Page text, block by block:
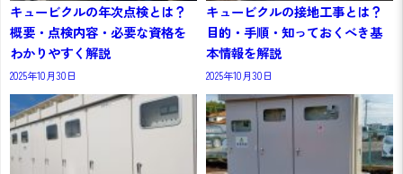
キュービクルの年次点検とは？
概要・点検内容・必要な資格を
わかりやすく解説
2025年10月30日
キュービクルの接地工事とは？
目的・手順・知っておくべき基
本情報を解説
2025年10月30日